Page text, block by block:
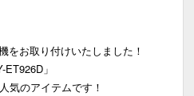
をお取り付けいたしました！
」
気のアイテムです！